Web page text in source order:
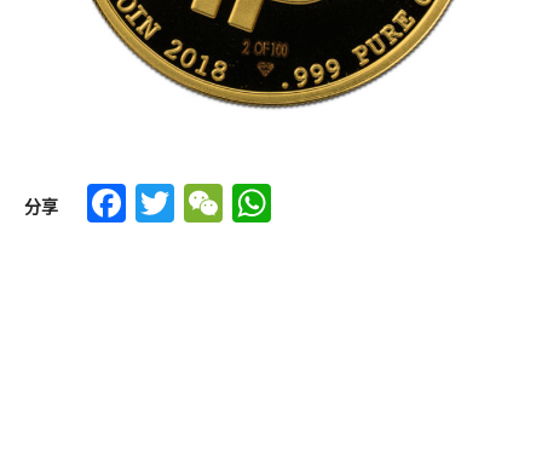
分享 Facebook
TwitterWeChat